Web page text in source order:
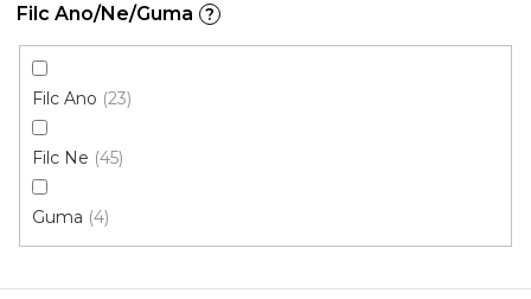
Filc Ano/Ne/Guma ?
Filc Ano 23
Filc Ne 45
Guma 4
Koberec metráž NEW ORLEANS /tex 539
Skladem externě, odesíláme do 2-3 dnů
189 Kč